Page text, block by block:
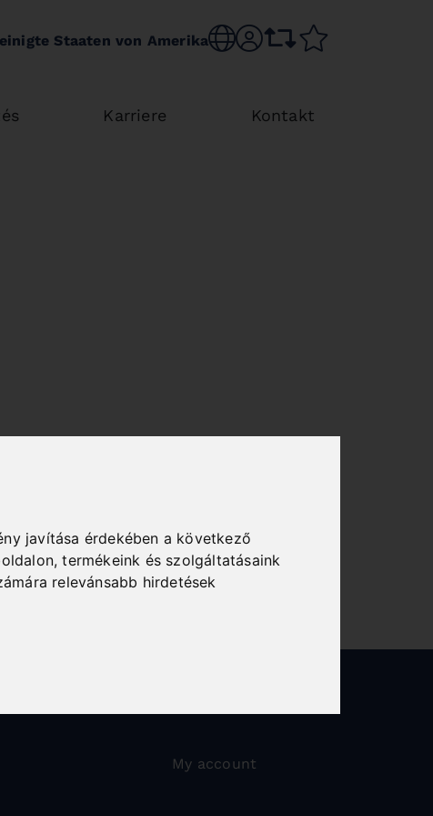
javítása érdekében a következő
,termékeink és szolgáltatásaink
relevánsabb hirdetések
Staaten von Amerika Choose language
sr.accountcomparison list
Karriere Kontakt
My account